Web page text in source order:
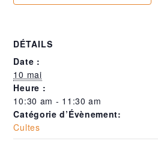
DÉTAILS
Date :
10 mai
Heure :
10:30 am - 11:30 am
Catégorie d’Évènement:
Cultes